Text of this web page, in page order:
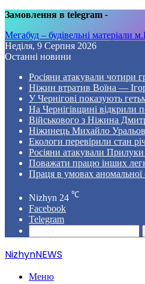
Замовлення в telegram -
Мегабуд – будівельні матеріали
Неділя, 9 Серпня 2026
Останні новини
Росіяни атакували чотири
Ніжин втратив Воїна —
У Чернігові показують
На Чернігівщині відкрили
Військового з Ніжина
Ніжинець Михайло Уральов
Екологи перевірили стан
Росіяни атакували
Поважати працю інших
Праця в умовах
Nizhyn 24 ℃
Facebook
Telegram
NizhynNEWS
Меню